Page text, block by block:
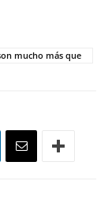
mucho más que